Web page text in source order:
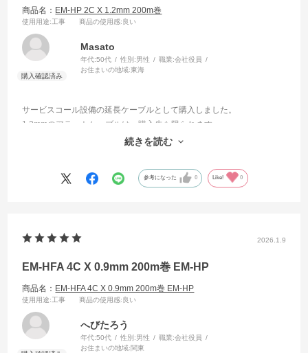
商品名： EM-HP 2C X 1.2mm 200m巻
使用用途:工事 商品の使用感:良い
Masato
年代:50代 性別:男性 職業:会社役員
お住まいの地域:東海
サービスコール設備の延長ケーブルとして購入しました。
1.2mmのアラートケーブルは、購入先も限られます。
今回は、品質がよく安価で迅速に購入する事ができました。
続きを読む
参考になった 0 Like! 0
2026.1.9
EM-HFA 4C X 0.9mm 200m巻 EM-HP
商品名： EM-HFA 4C X 0.9mm 200m巻 EM-HP
使用用途:工事 商品の使用感:良い
へびたろう
年代:50代 性別:男性 職業:会社役員
お住まいの地域:関東